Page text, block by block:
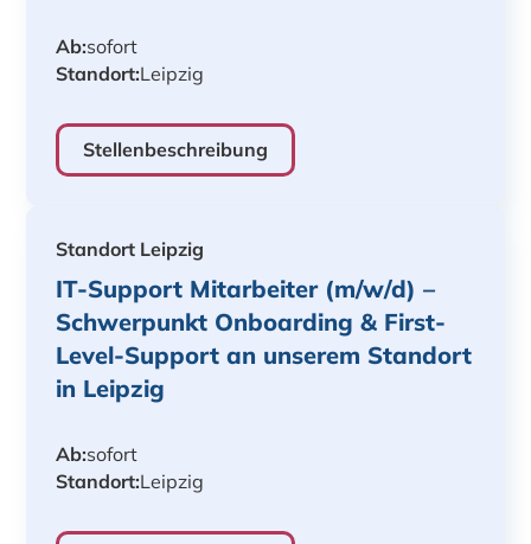
Ab:sofort
Standort:Leipzig
Stellenbeschreibung
Standort Leipzig
IT-Support Mitarbeiter (m/w/d) –
Schwerpunkt Onboarding & First-
Level-Support an unserem Standort
in Leipzig
Ab:sofort
Standort:Leipzig